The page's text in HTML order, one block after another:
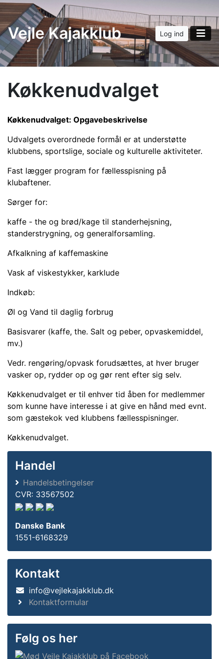
Vejle Kajakklub Log ind
Køkkenudvalget
Køkkenudvalget: Opgavebeskrivelse
Udvalgets overordnede formål er at understøtte
klubbens, sportslige, sociale og kulturelle aktiviteter.
Fast lægger program for fællesspisning på
klubaftener.
Sørger for:
kaffe - the og brød/kage til standerhejsning,
standerstrygning, og generalforsamling.
Afkalkning af kaffemaskine
Vask af viskestykker, karklude
Indkøb:
Øl og Vand til daglig forbrug
Basisvarer (kaffe, the. Salt og peber, opvaskemiddel,
mv.)
Vedr. rengøring/opvask forudsættes, at hver bruger
vasker op, rydder op og gør rent efter sig selv.
Køkkenudvalget er til enhver tid åben for medlemmer
som kunne have interesse i at give en hånd med evnt.
som gæstekok ved klubbens fællesspisninger.
Køkkenudvalget.
Handel
Handelsbetingelser
CVR: 33567502
Danske Bank
1551-6168329
Kontakt
info@vejlekajakklub.dk
Kontaktformular
Følg os her